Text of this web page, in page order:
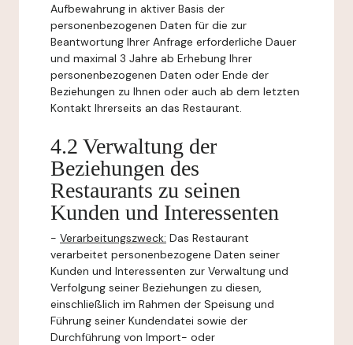
Aufbewahrung in aktiver Basis der
personenbezogenen Daten für die zur
Beantwortung Ihrer Anfrage erforderliche Dauer
und maximal 3 Jahre ab Erhebung Ihrer
personenbezogenen Daten oder Ende der
Beziehungen zu Ihnen oder auch ab dem letzten
Kontakt Ihrerseits an das Restaurant.
4.2 Verwaltung der
Beziehungen des
Restaurants zu seinen
Kunden und Interessenten
- Verarbeitungszweck: Das Restaurant
verarbeitet personenbezogene Daten seiner
Kunden und Interessenten zur Verwaltung und
Verfolgung seiner Beziehungen zu diesen,
einschließlich im Rahmen der Speisung und
Führung seiner Kundendatei sowie der
Durchführung von Import- oder